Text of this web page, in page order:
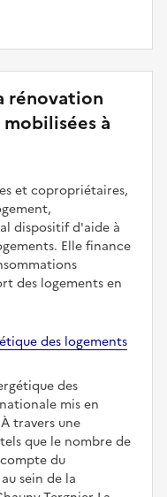
rénovation
à
et copropriétaires,
dispositif d'aide à
Elle finance
des logements en
des logements
des
mis en
travers une
que le nombre de
du
sein de la